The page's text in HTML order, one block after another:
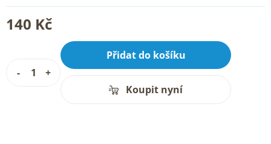
140 Kč
Přidat do košíku
Koupit nyní